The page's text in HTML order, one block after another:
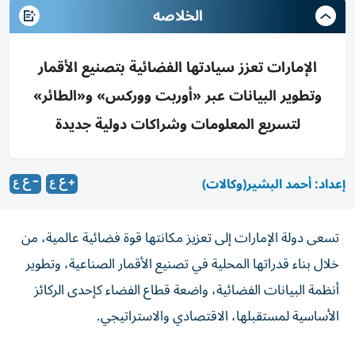
الخلاصه
الإمارات تعزز سيادتها الفضائية بتصنيع الأقمار
وتطوير البيانات عبر «أوربت ووركس» و«الطائر»
لتسريع المعلومات وشراكات دولية جديدة
إعداد: أحمد البشير(وكالات)
تسعى دولة الإمارات إلى تعزيز مكانتها قوة فضائية عالمية، من
خلال بناء قدراتها المحلية في تصنيع الأقمار الصناعية، وتطوير
أنظمة البيانات الفضائية، واضعة قطاع الفضاء كإحدى الركائز
الأساسية لمستقبلها، الاقتصادي والاستراتيجي.